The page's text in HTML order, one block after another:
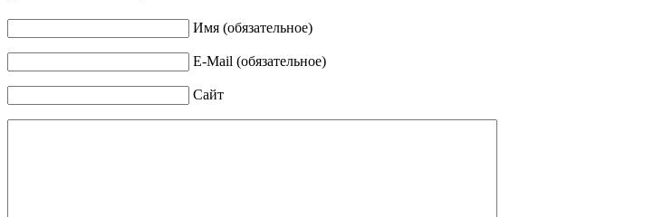
Имя (обязательное)
E-Mail (обязательное)
Сайт